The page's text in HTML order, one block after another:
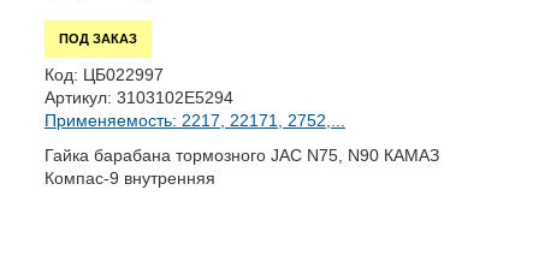
ПОД ЗАКАЗ
Код: ЦБ022997
Артикул: 3103102E5294
Применяемость: 2217, 22171, 2752,...
Гайка барабана тормозного JAC N75, N90 КАМАЗ
Компас-9 внутренняя